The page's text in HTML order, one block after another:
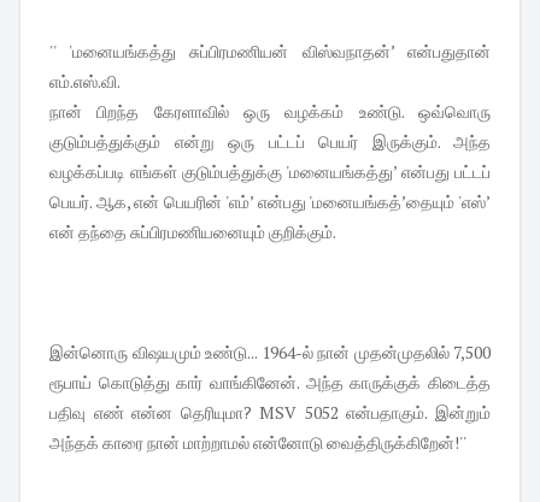
'' 'மனையங்கத்து சுப்பிரமணியன் விஸ்வநாதன்’ என்பதுதான்
எம்.எஸ்.வி.
நான் பிறந்த கேரளாவில் ஒரு வழக்கம் உண்டு. ஒவ்வொரு
குடும்பத்துக்கும் என்று ஒரு பட்டப் பெயர் இருக்கும். அந்த
வழக்கப்படி எங்கள் குடும்பத்துக்கு 'மனையங்கத்து’ என்பது பட்டப்
பெயர். ஆக, என் பெயரின் 'எம்’ என்பது 'மனையங்கத்’தையும் 'எஸ்’
என் தந்தை சுப்பிரமணியனையும் குறிக்கும்.
இன்னொரு விஷயமும் உண்டு... 1964-ல் நான் முதன்முதலில் 7,500
ரூபாய் கொடுத்து கார் வாங்கினேன். அந்த காருக்குக் கிடைத்த
பதிவு எண் என்ன தெரியுமா? MSV 5052 என்பதாகும். இன்றும்
அந்தக் காரை நான் மாற்றாமல் என்னோடு வைத்திருக்கிறேன்!''